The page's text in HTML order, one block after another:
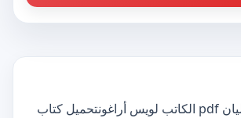
تحميل كتاب أوريليان pdf الكاتب لويس أراغونتحميل كتاب